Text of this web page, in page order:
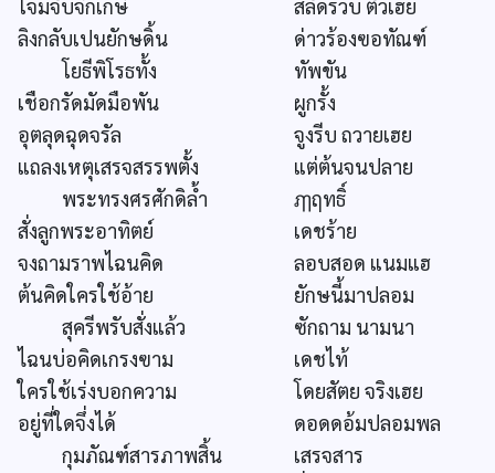
โจมจับจิกเกษี
สลัดรวบ ตัวเฮย
ลิงกลับเปนยักษดิ้น
ด่าวร้องฃอทัณฑ์
โยธีพิโรธทั้ง
ทัพขัน
เชือกรัดมัดมือพัน
ผูกรั้ง
อุตลุดฉุดจรัล
จูงรีบ ถวายเฮย
แถลงเหตุเสรจสรรพตั้ง
แต่ต้นจนปลาย
พระทรงศรศักดิล้ำ
ฦๅฤทธิ์
สั่งลูกพระอาทิตย์
เดชร้าย
จงถามราพไฉนคิด
ลอบสอด แนมแฮ
ต้นคิดใครใช้อ้าย
ยักษนี้มาปลอม
สุครีพรับสั่งแล้ว
ซักถาม นามนา
ไฉนบ่อคิดเกรงฃาม
เดชไท้
ใครใช้เร่งบอกความ
โดยสัตย จริงเฮย
อยู่ที่ใดจึ่งได้
ดอดดอ้มปลอมพล
กุมภัณฑ์สารภาพสิ้น
เสรจสาร